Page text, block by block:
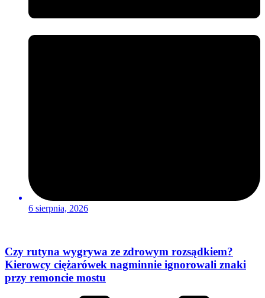
6 sierpnia, 2026
Czy rutyna wygrywa ze zdrowym rozsądkiem?
Kierowcy ciężarówek nagminnie ignorowali znaki
przy remoncie mostu